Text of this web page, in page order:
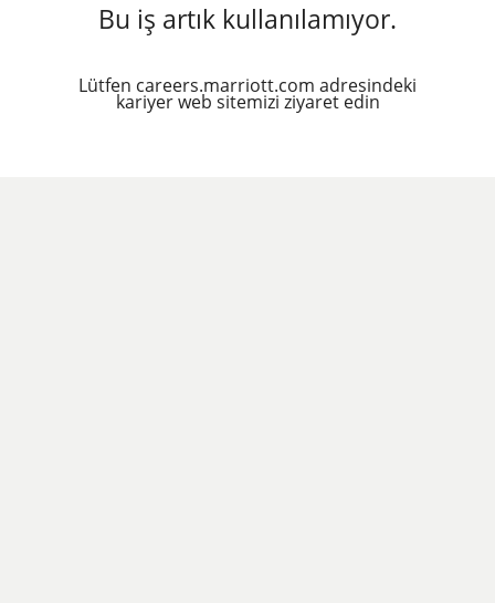
Bu iş artık kullanılamıyor.
Lütfen careers.marriott.com adresindeki
kariyer web sitemizi ziyaret edin